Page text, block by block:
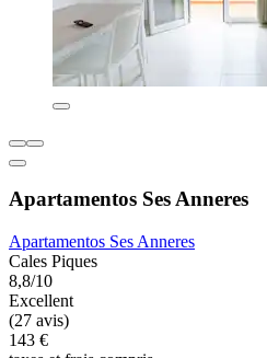
Apartamentos Ses Anneres
Apartamentos Ses Anneres
Cales Piques
8,8/10
Excellent
(27 avis)
143 €